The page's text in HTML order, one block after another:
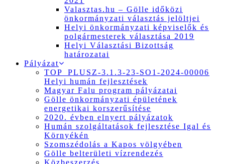
Valasztas.hu – Gölle időközi
önkormányzati választás jelöltjei
Helyi önkormányzati képviselők és
polgármesterek választása 2019
Helyi Választási Bizottság
határozatai
Pályázat
TOP_PLUSZ-3.1.3-23-SO1-2024-00006
Helyi humán fejlesztések
Magyar Falu program pályázatai
Gölle önkormányzati épületének
energetikai korszerűsítése
2020. évben elnyert pályázatok
Humán szolgáltatások fejlesztése Igal és
Környékén
Szomszédolás a Kapos völgyében
Gölle belterületi vízrendezés
Közbeszerzés